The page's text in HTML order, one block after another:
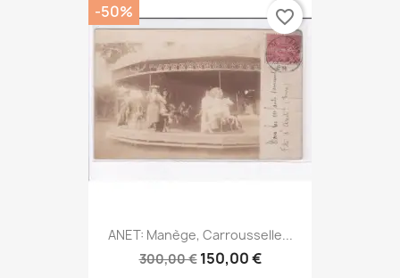
ANET: Manège, Carrousselle...
300,00 € 150,00 €
-50% favorite_border